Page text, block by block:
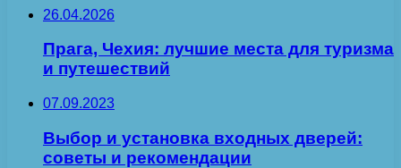
26.04.2026
Прага, Чехия: лучшие места для туризма
и путешествий
07.09.2023
Выбор и установка входных дверей:
советы и рекомендации